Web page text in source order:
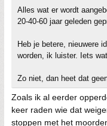
Alles wat er wordt
20-40-60 jaar geleden
Heb je betere, nieuwere
worden, ik luister. Iets
Zo niet, dan heet dat
Zoals ik al eerder
keer raden wie dat
stoppen met het